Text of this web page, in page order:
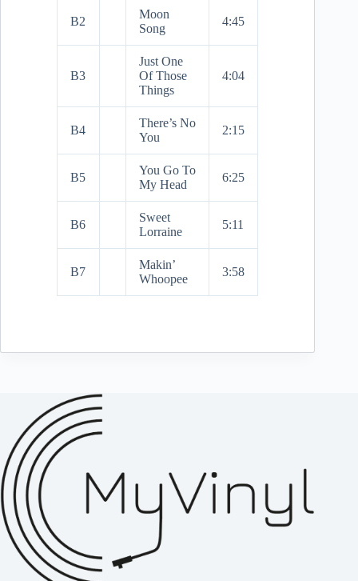
B2
Moon
Song
4:45
B3
Just One
Of Those
Things
4:04
B4
There’s No
You
2:15
B5
You Go To
My Head
6:25
B6
Sweet
Lorraine
5:11
B7
Makin’
Whoopee
3:58